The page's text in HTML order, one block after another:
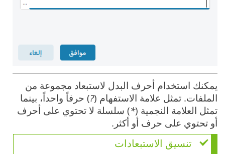
يمكنك استخدام أحرف البدل لاستبعاد مجموعة من
الملفات. تمثل علامة الاستفهام (?) حرفاً واحداً، بينما
تمثل العلامة النجمية (*) سلسلة لا تحتوي على أحرف
أو تحتوي على حرف أو أكثر.
تنسيق الاستبعادات